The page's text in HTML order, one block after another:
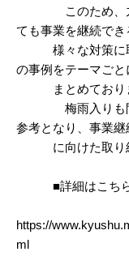
このため、九州
ても事業を継続でき
様々な対策に取
の事例をテーマごと
まとめておりま
梅雨入りも間近
参考となり、事業継
に向けた取り組
■詳細はこちら
https://
ml